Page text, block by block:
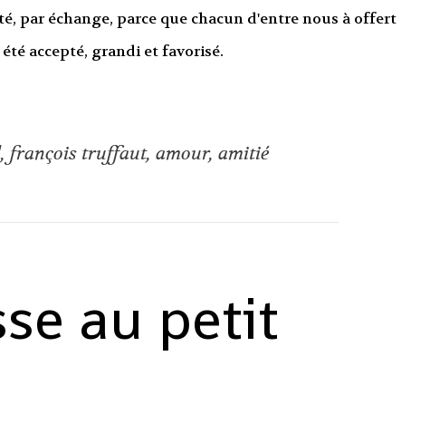
par échange, parce que chacun d'entre nous à offert
accepté, grandi et favorisé.
,françois truffaut,amour,amitié
au petit